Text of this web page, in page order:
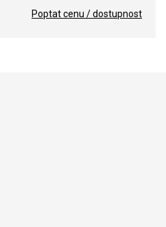
Poptat cenu / dostupnost